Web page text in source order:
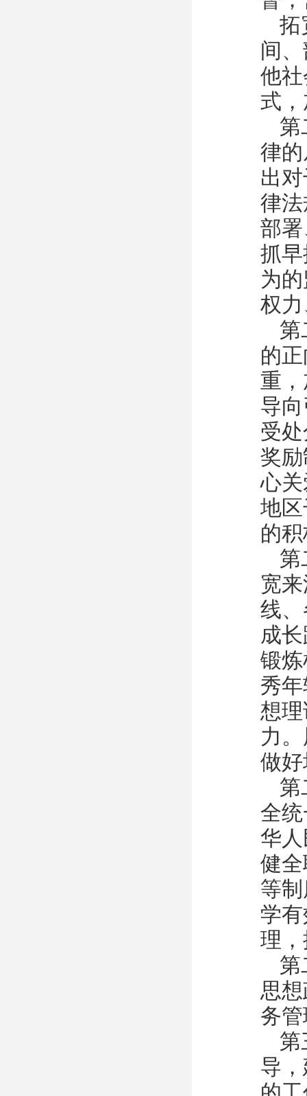
拓
间
他
式
第
律
出
律
部
抓
为
权
第
的
重
导
受
奖
心
地
的
第
宽
线
成
锻
秀
想
力
做
第
全
华
健
等
学
理
第
思
务
第
导